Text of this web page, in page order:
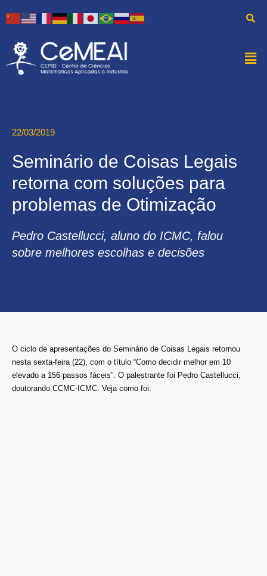
22/03/2019
Seminário de Coisas Legais
retorna com soluções para
problemas de Otimização
Pedro Castellucci, aluno do ICMC, falou
sobre melhores escolhas e decisões
O ciclo de apresentações do Seminário de Coisas Legais retornou
nesta sexta-feira (22), com o título “Como decidir melhor em 10
elevado a 156 passos fáceis”. O palestrante foi Pedro Castellucci,
doutorando CCMC-ICMC. Veja como foi: